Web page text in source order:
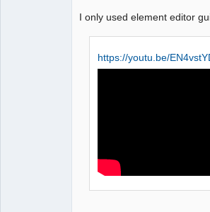
I only used element editor
https://youtu.be/